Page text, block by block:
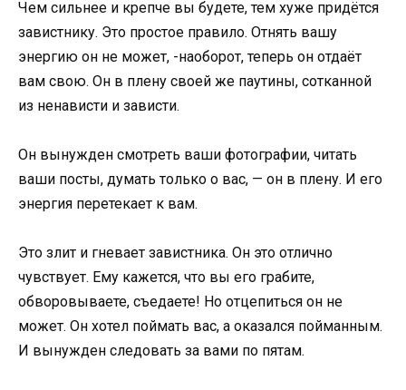
Чем сильнее и крепче вы будете, тем хуже придётся
завистнику. Это простое правило. Отнять вашу
энергию он не может, -наоборот, теперь он отдаёт
вам свою. Он в плену своей же паутины, сотканной
из ненависти и зависти.
Он вынужден смотреть ваши фотографии, читать
ваши посты, думать только о вас, — он в плену. И его
энергия перетекает к вам.
Это злит и гневает завистника. Он это отлично
чувствует. Ему кажется, что вы его грабите,
обворовываете, съедаете! Но отцепиться он не
может. Он хотел поймать вас, а оказался пойманным.
И вынужден следовать за вами по пятам.